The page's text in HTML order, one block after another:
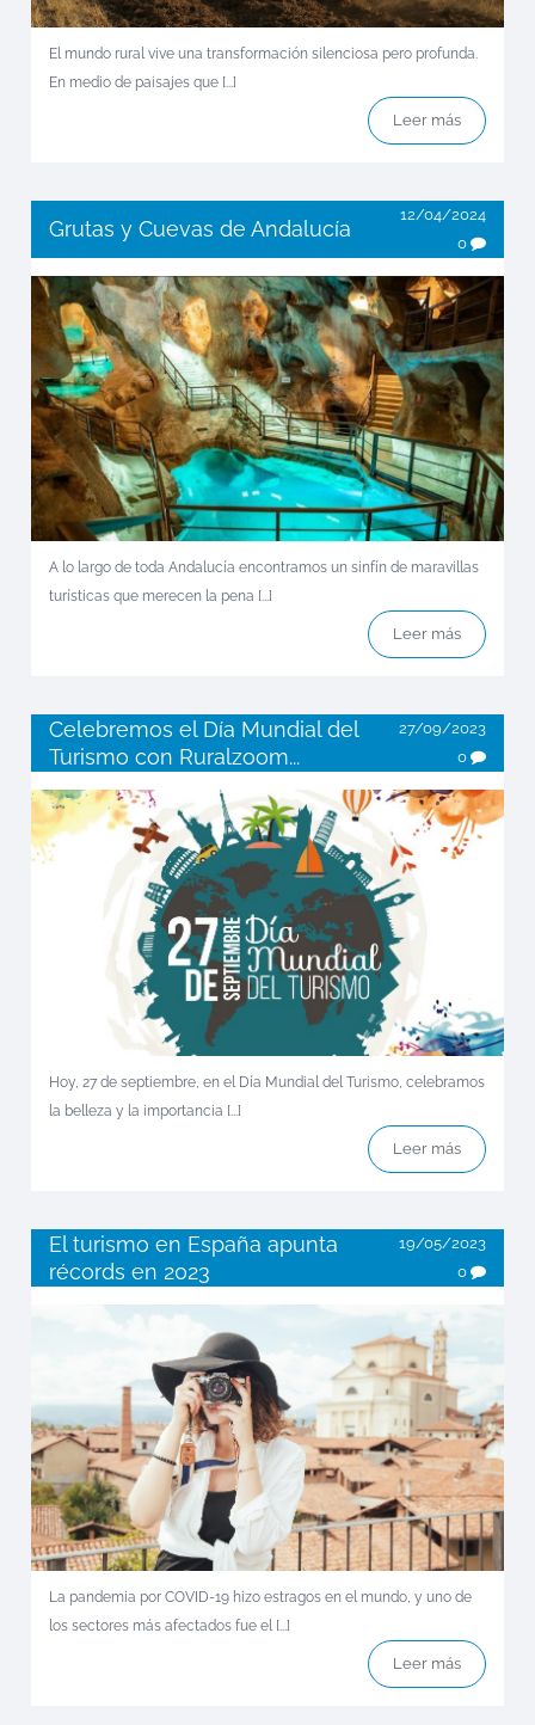
El mundo rural vive una transformación silenciosa pero profunda.
En medio de paisajes que [...]
Leer más
Grutas y Cuevas de Andalucía
12/04/2024
0
A lo largo de toda Andalucía encontramos un sinfín de maravillas
turísticas que merecen la pena [...]
Leer más
Celebremos el Día Mundial del
Turismo con Ruralzoom...
27/09/2023
0
Hoy, 27 de septiembre, en el Día Mundial del Turismo, celebramos
la belleza y la importancia [...]
Leer más
El turismo en España apunta
récords en 2023
19/05/2023
0
La pandemia por COVID-19 hizo estragos en el mundo, y uno de
los sectores más afectados fue el [...]
Leer más